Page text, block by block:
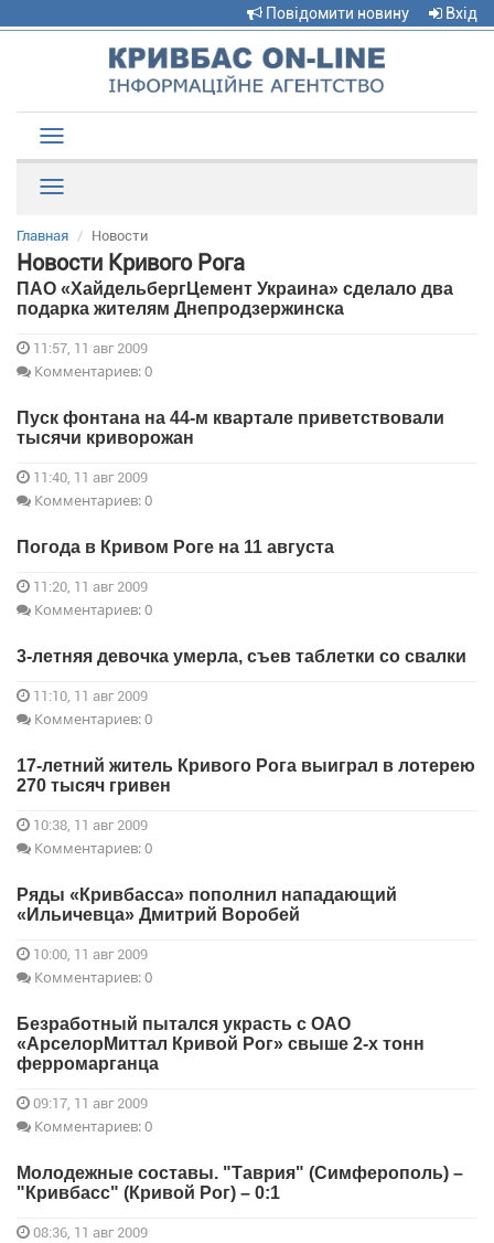
Повідомити новину Вхід
navigation
Главная Новости
Новости Кривого Рога
ПАО «ХайдельбергЦемент Украина» сделало два
подарка жителям Днепродзержинска
11:57, 11 авг 2009
Комментариев: 0
Пуск фонтана на 44-м квартале приветствовали
тысячи криворожан
11:40, 11 авг 2009
Комментариев: 0
Погода в Кривом Роге на 11 августа
11:20, 11 авг 2009
Комментариев: 0
3-летняя девочка умерла, съев таблетки со свалки
11:10, 11 авг 2009
Комментариев: 0
17-летний житель Кривого Рога выиграл в лотерею
270 тысяч гривен
10:38, 11 авг 2009
Комментариев: 0
Ряды «Кривбасса» пополнил нападающий
«Ильичевца» Дмитрий Воробей
10:00, 11 авг 2009
Комментариев: 0
Безработный пытался украсть с ОАО
«АрселорМиттал Кривой Рог» свыше 2-х тонн
ферромарганца
09:17, 11 авг 2009
Комментариев: 0
Молодежные составы. "Таврия" (Симферополь) –
"Кривбасс" (Кривой Рог) – 0:1
08:36, 11 авг 2009